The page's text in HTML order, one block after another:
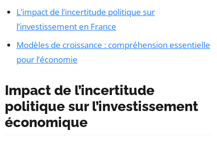
L’impact de l’incertitude politique sur
l’investissement en France
Modèles de croissance : compréhension essentielle
pour l’économie
Impact de l’incertitude
politique sur l’investissement
économique